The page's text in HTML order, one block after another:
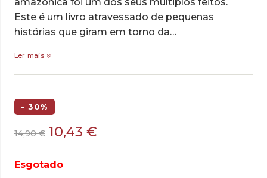
amazónica foi um dos seus múltiplos feitos.
Este é um livro atravessado de pequenas
histórias que giram em torno da…
Ler mais
- 30%
14,90€ O
original
10,43 €
Esgotado